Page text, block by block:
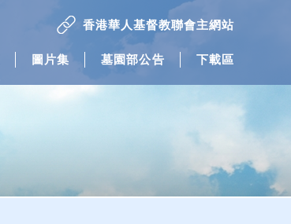
香港華人基督教聯會主網站
圖片集 墓園部公告 下載區